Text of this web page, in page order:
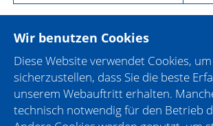
vielfältigen Aufgaben der
qualifiziertes Personal erfordern, das
systematische Ausbildung in den
gehobenen und mittleren Dienstes
Wir benutzen Cookies
Diese Website verwendet Cookies, um
sicherzustellen, dass Sie die beste
unserem Webauftritt erhalten.
technisch notwendig für den Betrieb